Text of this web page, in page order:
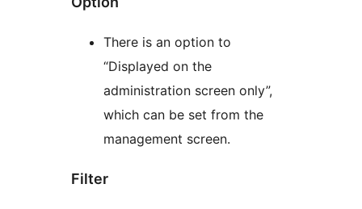
There is an option to
“Displayed on the
administration screen only”,
which can be set from the
management screen.
Filter